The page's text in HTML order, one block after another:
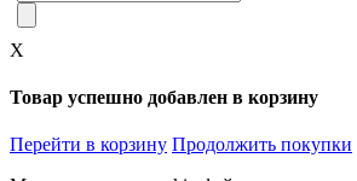
X
Товар успешно добавлен в корзину
Перейти в корзину Продолжить покупки